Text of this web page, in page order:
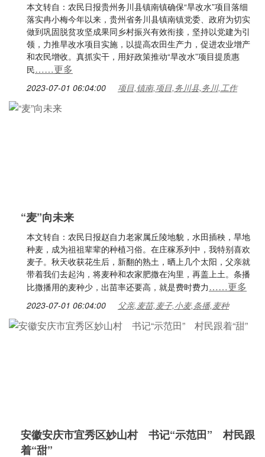
本文转自：农民日报贵州务川县镇南镇确保“旱改水”项目落细
落实冉小梅今年以来，贵州省务川县镇南镇党委、政府为切实
做到巩固脱贫攻坚成果同乡村振兴有效衔接，坚持以党建为引
领，力推旱改水项目实施，以提高农田生产力，促进农业增产
和农民增收。真抓实干，用好政策推动“旱改水”项目提质惠
民……更多
2023-07-01 06:04:00 项目,镇南,项目,务川县,务川,工作
“麦”向未来
本文转自：农民日报赵自力老家属丘陵地貌，水田插秧，旱地
种麦，成为祖祖辈辈的种植习俗。在庄稼系列中，我特别喜欢
麦子。秋天收获花生后，新翻的熟土，晒上几个太阳，父亲就
带着我们去起沟，将麦种和农家肥撒在沟里，再盖上土。条播
比撒播用的麦种少，出苗率还要高，就是费时费力……更多
2023-07-01 06:04:00 父亲,麦苗,麦子,小麦,条播,麦种
安徽安庆市宜秀区妙山村 书记“示范田” 村民跟
着“甜”